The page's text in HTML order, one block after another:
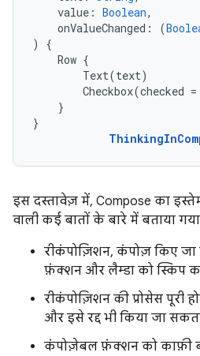
value : Boolean,
onValueChanged : (
)
{
Row {
Text(text)
Checkbox(checked =
}
}
इस दस्तावेज़ में, Compose का
वाली कई बातों के बारे में बताया
रीकंपोज़िशन, कंपोज़ किए जा
फ़ंक्शन और लैम्डा को स्किप
रीकंपोज़िशन की प्रोसेस पूरी
और इसे रद्द भी किया जा
कंपोज़ेबल फ़ंक्शन को काफ़ी